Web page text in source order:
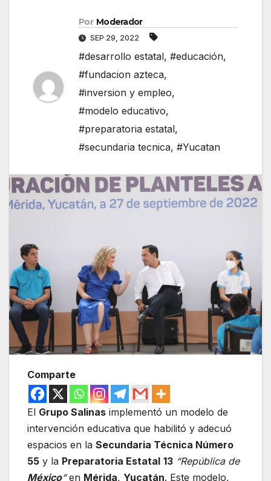
Por Moderador
SEP 29, 2022
#desarrollo estatal, #educación,
#fundacion azteca,
#inversion y empleo,
#modelo educativo,
#preparatoria estatal,
#secundaria tecnica, #Yucatan
Comparte
El Grupo Salinas implementó un modelo de
intervención educativa que habilitó y adecuó
espacios en la Secundaria Técnica Número
55 y la Preparatoria Estatal 13 “República de
México“en Mérida, Yucatán. Este modelo,